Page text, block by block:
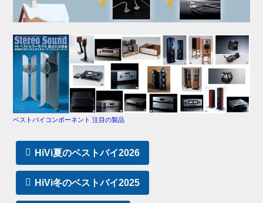
ベストバイコンポーネント 注目の製品
HiVi夏のベストバイ2026
HiVi冬のベストバイ2025